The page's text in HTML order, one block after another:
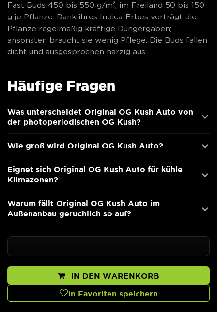
Fast Buds 450 bis 550 g/m², im Freiland 50 bis 150
g je Pflanze. Dank ihres Indica-Erbes verträgt die
Pflanze regelmäßig kräftige Düngergaben;
ansonsten braucht sie wenig Pflege. Die Buds fallen
dicht und ausgesprochen harzig aus.
Häufige Fragen
Was unterscheidet Original OG Kush Auto von
der photoperiodischen OG Kush?
Wie groß wird Original OG Kush Auto?
Eignet sich Original OG Kush Auto für kühle
Klimazonen?
Warum fällt Original OG Kush Auto im
Außenanbau geruchlich so auf?
IN DEN WARENKORB
In Favoriten speichern